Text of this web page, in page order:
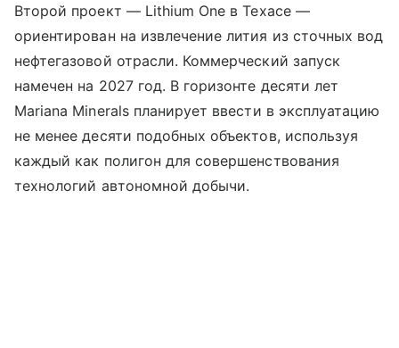
Второй проект — Lithium One в Техасе —
ориентирован на извлечение лития из сточных вод
нефтегазовой отрасли. Коммерческий запуск
намечен на 2027 год. В горизонте десяти лет
Mariana Minerals планирует ввести в эксплуатацию
не менее десяти подобных объектов, используя
каждый как полигон для совершенствования
технологий автономной добычи.